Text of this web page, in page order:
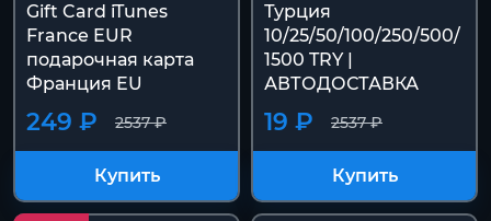
Gift Card iTunes
France EUR
подарочная карта
Франция EU
2537 ₽
249 ₽
Купить
Турция
10/25/50/100/250/500/
1500 TRY |
АВТОДОСТАВКА
2537 ₽
19 ₽
Купить